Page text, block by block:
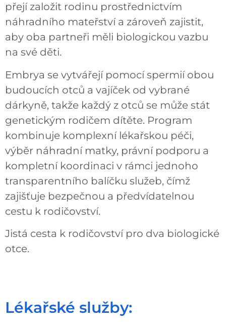
přejí založit rodinu prostřednictvím
náhradního mateřství a zároveň zajistit,
aby oba partneři měli biologickou vazbu
na své děti.
Embrya se vytvářejí pomocí spermií obou
budoucích otců a vajíček od vybrané
dárkyně, takže každý z otců se může stát
genetickým rodičem dítěte. Program
kombinuje komplexní lékařskou péči,
výběr náhradní matky, právní podporu a
kompletní koordinaci v rámci jednoho
transparentního balíčku služeb, čímž
zajišťuje bezpečnou a předvídatelnou
cestu k rodičovství.
Jistá cesta k rodičovství pro dva biologické
otce.
Lékařské služby: